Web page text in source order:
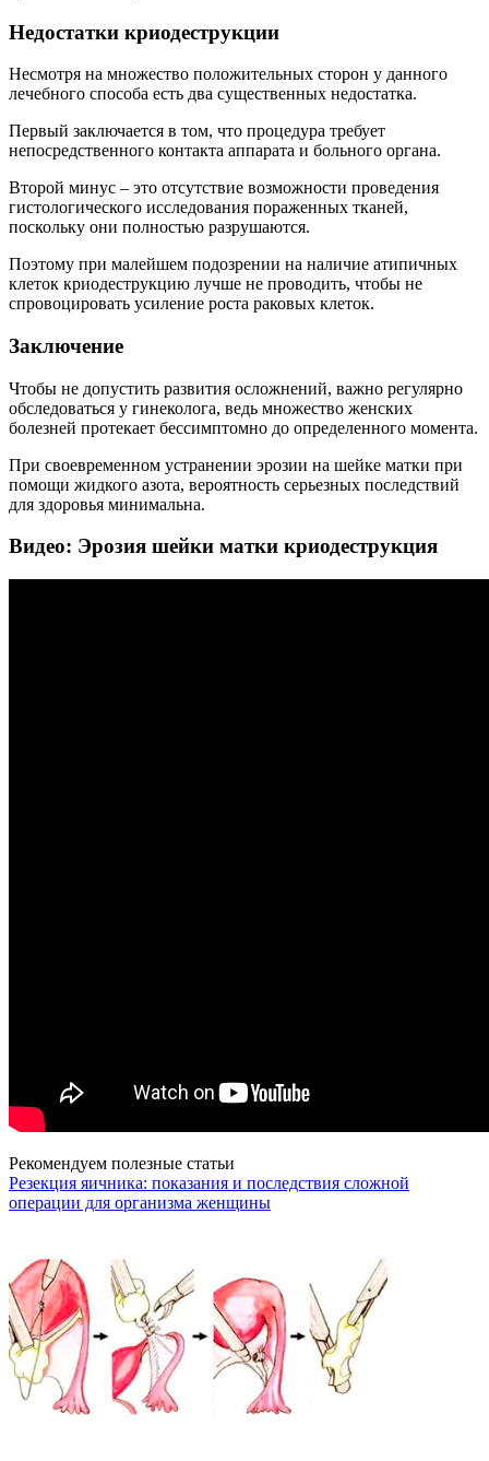
Недостатки криодеструкции
Несмотря на множество положительных сторон у данного
лечебного способа есть два существенных недостатка.
Первый заключается в том, что процедура требует
непосредственного контакта аппарата и больного органа.
Второй минус – это отсутствие возможности проведения
гистологического исследования пораженных тканей,
поскольку они полностью разрушаются.
Поэтому при малейшем подозрении на наличие атипичных
клеток криодеструкцию лучше не проводить, чтобы не
спровоцировать усиление роста раковых клеток.
Заключение
Чтобы не допустить развития осложнений, важно регулярно
обследоваться у гинеколога, ведь множество женских
болезней протекает бессимптомно до определенного момента.
При своевременном устранении эрозии на шейке матки при
помощи жидкого азота, вероятность серьезных последствий
для здоровья минимальна.
Видео: Эрозия шейки матки криодеструкция
Рекомендуем полезные статьи
Резекция яичника: показания и последствия сложной
операции для организма женщины